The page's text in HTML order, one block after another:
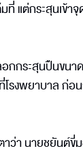
ที่ แต่กระสุนเข้า
กกระสุนปืนขนา
รงพยาบาล ก่อน
ว่า นายชยันต์ขี่